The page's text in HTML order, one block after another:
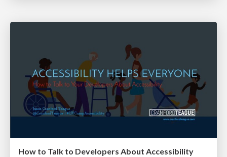
How to Talk to Developers About Accessibility